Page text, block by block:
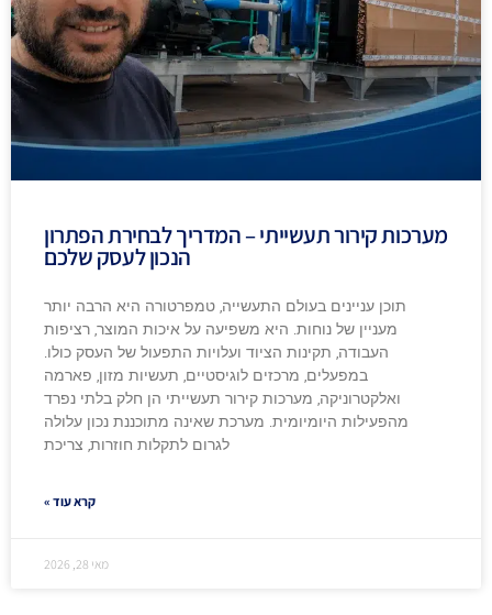
מערכות קירור תעשייתי – המדריך לבחירת הפתרון
הנכון לעסק שלכם
תוכן עניינים בעולם התעשייה, טמפרטורה היא הרבה יותר
מעניין של נוחות. היא משפיעה על איכות המוצר, רציפות
העבודה, תקינות הציוד ועלויות התפעול של העסק כולו.
במפעלים, מרכזים לוגיסטיים, תעשיות מזון, פארמה
ואלקטרוניקה, מערכות קירור תעשייתי הן חלק בלתי נפרד
מהפעילות היומיומית. מערכת שאינה מתוכננת נכון עלולה
לגרום לתקלות חוזרות, צריכת
קרא עוד »
מאי 28, 2026